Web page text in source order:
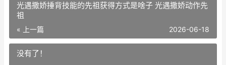
光遇撒娇捶背技能的先祖获得方式是啥子 光遇撒娇动作先
祖
« 上一篇 2026-06-18
没有了！